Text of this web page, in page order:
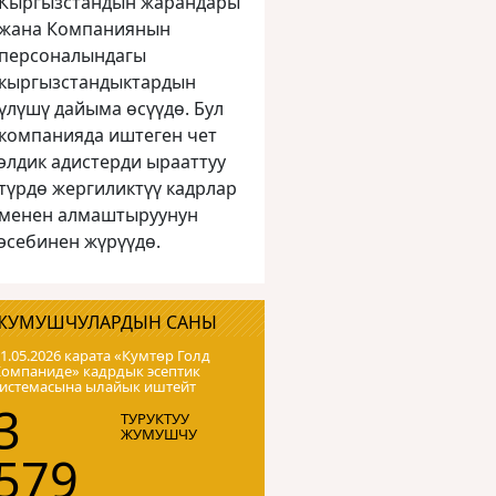
Компаниянын
дайыма өсүүдө. Бул
иштеген чет
адистерди ырааттуу
жергиликтүү кадрлар
алмаштыруунун
жүрүүдө.
САНЫ
карата «Кумтɵр Голд
кадрдык эсептик
ылайык иштейт
ТУРУКТУУ
ЖУМУШЧУ